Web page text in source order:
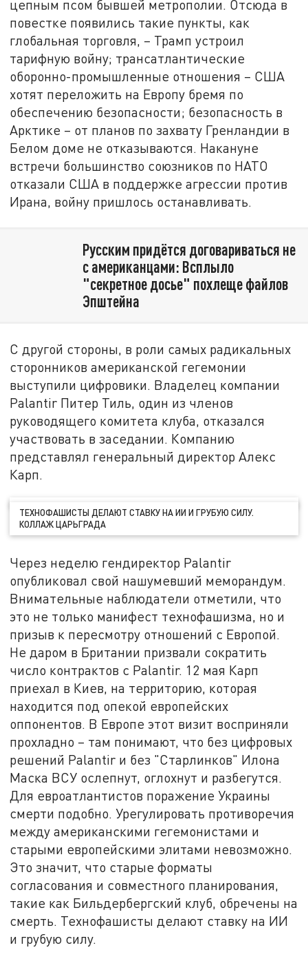
цепным псом бывшей метрополии. Отсюда в
повестке появились такие пункты, как
глобальная торговля, – Трамп устроил
тарифную войну; трансатлантические
оборонно-промышленные отношения – США
хотят переложить на Европу бремя по
обеспечению безопасности; безопасность в
Арктике – от планов по захвату Гренландии в
Белом доме не отказываются. Накануне
встречи большинство союзников по НАТО
отказали США в поддержке агрессии против
Ирана, войну пришлось останавливать.
Русским придётся договариваться не
с американцами: Всплыло
"секретное досье" похлеще файлов
Эпштейна
С другой стороны, в роли самых радикальных
сторонников американской гегемонии
выступили цифровики. Владелец компании
Palantir Питер Тиль, один из членов
руководящего комитета клуба, отказался
участвовать в заседании. Компанию
представлял генеральный директор Алекс
Карп.
ТЕХНОФАШИСТЫ ДЕЛАЮТ СТАВКУ НА ИИ И ГРУБУЮ СИЛУ.
КОЛЛАЖ ЦАРЬГРАДА
Через неделю гендиректор Palantir
опубликовал свой нашумевший меморандум.
Внимательные наблюдатели отметили, что
это не только манифест технофашизма, но и
призыв к пересмотру отношений с Европой.
Не даром в Британии призвали сократить
число контрактов с Palantir. 12 мая Карп
приехал в Киев, на территорию, которая
находится под опекой европейских
оппонентов. В Европе этот визит восприняли
прохладно – там понимают, что без цифровых
решений Palantir и без "Старлинков" Илона
Маска ВСУ ослепнут, оглохнут и разбегутся.
Для евроатлантистов поражение Украины
смерти подобно. Урегулировать противоречия
между американскими гегемонистами и
старыми европейскими элитами невозможно.
Это значит, что старые форматы
согласования и совместного планирования,
такие как Бильдербергский клуб, обречены на
смерть. Технофашисты делают ставку на ИИ
и грубую силу.